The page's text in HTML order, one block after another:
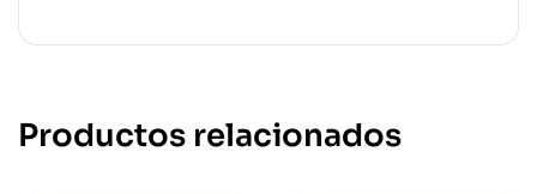
Productos relacionados